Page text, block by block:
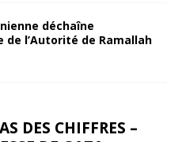
déchaîne
de l’Autorité de Ramallah
DES CHIFFRES –